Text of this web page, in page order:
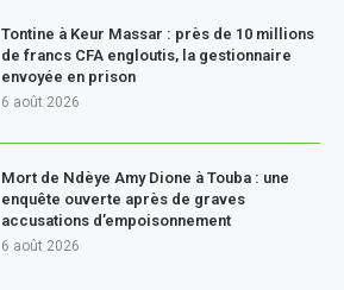
Tontine à Keur Massar : près de 10 millions
de francs CFA engloutis, la gestionnaire
envoyée en prison
6 août 2026
Mort de Ndèye Amy Dione à Touba : une
enquête ouverte après de graves
accusations d’empoisonnement
6 août 2026